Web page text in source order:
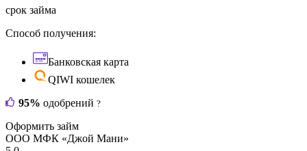
срок займа
Способ получения:
Банковская карта
QIWI кошелек
95% одобрений ?
Оформить займ
ООО МФК «Джой Мани»